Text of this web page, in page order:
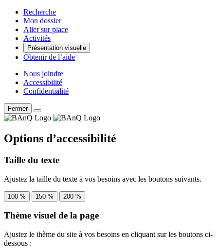
Recherche
Mon dossier
Aller sur place
Activités
Présentation visuelle
Obtenir de l’aide
Nous joindre
Accessibilité
Confidentialité
Fermer
Options d’accessibilité
Taille du texte
Ajustez la taille du texte à vos besoins avec les boutons suivants.
100 % 150 % 200 %
Thème visuel de la page
Ajustez le thème du site à vos besoins en cliquant sur les boutons ci-
dessous :